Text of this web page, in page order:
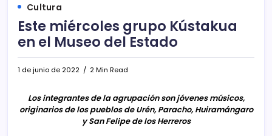
Cultura
Este miércoles grupo Kústakua
en el Museo del Estado
1 de junio de 2022 2 Min Read
Los integrantes de la agrupación son jóvenes músicos,
originarios de los pueblos de Urén, Paracho, Huiramángaro
y San Felipe de los Herreros